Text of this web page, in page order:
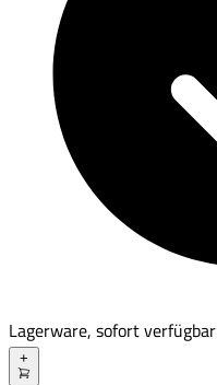
Lagerware, sofort verfügbar